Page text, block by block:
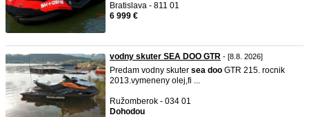
Bratislava - 811 01
6 999 €
vodny skuter SEA DOO GTR - [8.8. 2026]
Predam vodny skuter sea doo GTR 215. rocnik
2013.vymeneny olej,fi ...
Ružomberok - 034 01
Dohodou